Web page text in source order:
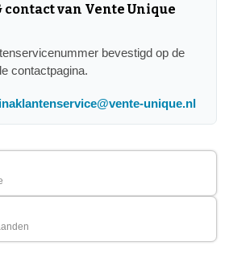
van Vente Unique
bevestigd op de
contactpagina.
klantenservice@vente-unique.nl